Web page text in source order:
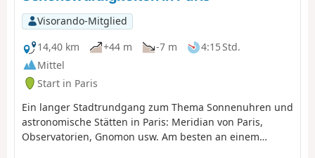
Visorando-Mitglied
14,40 km
+44 m -7 m
4:15 Std.
Mittel
Start in Paris
Ein langer Stadtrundgang zum Thema Sonnenuhren und
astronomische Stätten in Paris: Meridian von Paris,
Observatorien, Gnomon usw. Am besten an einem